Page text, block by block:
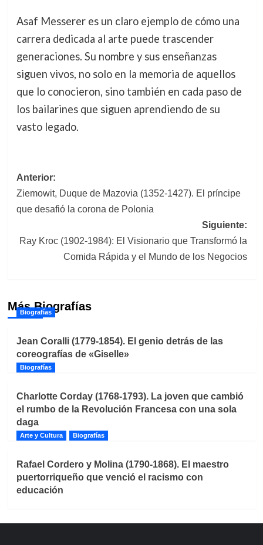
Asaf Messerer es un claro ejemplo de cómo una
carrera dedicada al arte puede trascender
generaciones. Su nombre y sus enseñanzas
siguen vivos, no solo en la memoria de aquellos
que lo conocieron, sino también en cada paso de
los bailarines que siguen aprendiendo de su
vasto legado.
Navegación
de
entradas
Anterior:
Ziemowit, Duque de Mazovia (1352-1427). El príncipe
que desafió la corona de Polonia
Siguiente:
Ray Kroc (1902-1984): El Visionario que Transformó la
Comida Rápida y el Mundo de los Negocios
Más Biografías
Biografías
Jean Coralli (1779-1854). El genio detrás de las
coreografías de «Giselle»
Biografías
Charlotte Corday (1768-1793). La joven que cambió
el rumbo de la Revolución Francesa con una sola
daga
Arte y Cultura Biografías
Rafael Cordero y Molina (1790-1868). El maestro
puertorriqueño que venció el racismo con
educación